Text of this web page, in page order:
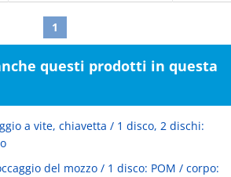
1
questi prodotti in questa
a vite, chiavetta / 1 disco, 2 dischi:
del mozzo / 1 disco: POM / corpo: